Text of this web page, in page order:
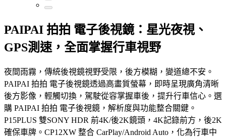
PAIPAI 拍拍 電子後視鏡：星光夜視、
GPS測速，全面掌握行車視野
夜間雨霧，傳統後視鏡視野受限，後方模糊，變道總不安。
PAIPAI 拍拍 電子後視鏡透過高畫質螢幕，即時呈現廣角清晰
後方影像，輕觸切換，駕駛從容掌握車後，提升行車信心。選
購 PAIPAI 拍拍 電子後視鏡，解析度與功能整合關鍵。
P15PLUS 雙SONY HDR 前4K/後2K鏡頭，4K記錄前方，後2K
確保車牌。CP12XW 整合 CarPlay/Android Auto，化為行車中